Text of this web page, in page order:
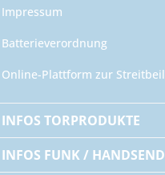
Impressum
Batterieverordnung
Online-Plattform zur
INFOS TORPRODUKTE
INFOS FUNK /